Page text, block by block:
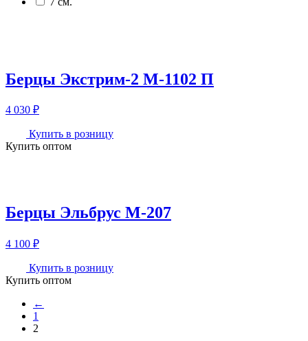
Берцы Экстрим-2 М-1102 П
4 030 ₽
Купить в розницу
Купить оптом
Берцы Эльбрус М-207
4 100 ₽
Купить в розницу
Купить оптом
←
1
2